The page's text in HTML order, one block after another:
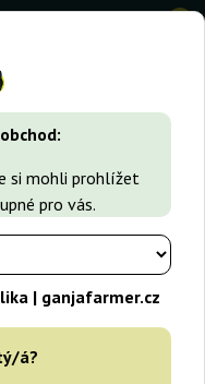
si mohli prohlížet
pro vás.
| ganjafarmer.cz
á?
0
Indica semena